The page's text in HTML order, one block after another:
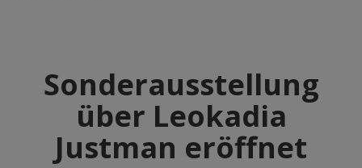
Sonderausstellung
über Leokadia
Justman eröffnet